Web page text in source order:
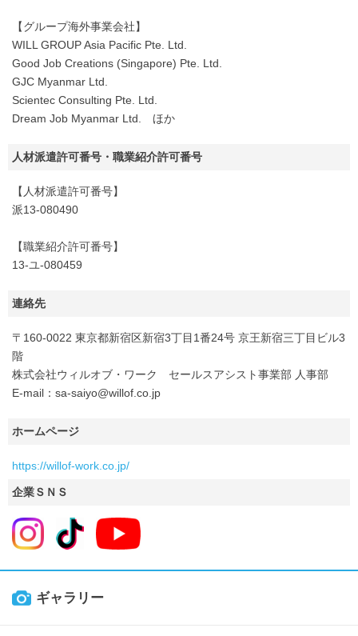
【グループ海外事業会社】
WILL GROUP Asia Pacific Pte. Ltd.
Good Job Creations (Singapore) Pte. Ltd.
GJC Myanmar Ltd.
Scientec Consulting Pte. Ltd.
Dream Job Myanmar Ltd. ほか
人材派遣許可番号・職業紹介許可番号
【人材派遣許可番号】
派13-080490
【職業紹介許可番号】
13-ユ-080459
連絡先
〒160-0022 東京都新宿区新宿3丁目1番24号 京王新宿三丁目ビル3
階
株式会社ウィルオブ・ワーク セールスアシスト事業部 人事部
E-mail：sa-saiyo@willof.co.jp
ホームページ
https://willof-work.co.jp/
企業ＳＮＳ
ギャラリー